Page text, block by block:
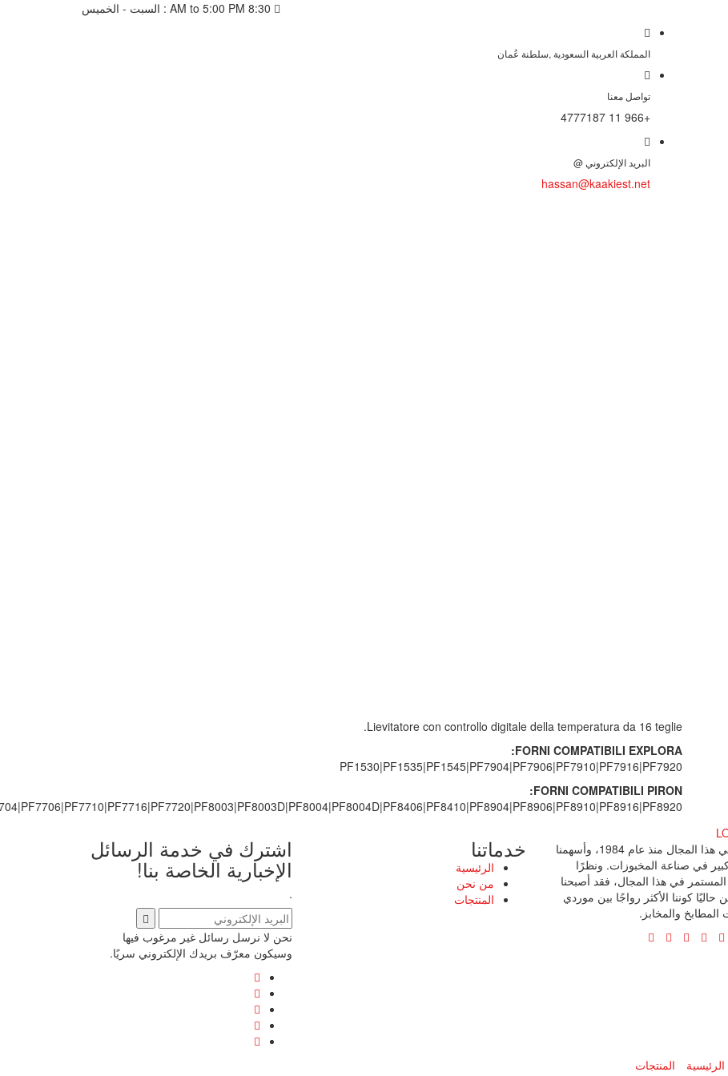
المملكة العربية السعودية ,سلطنة عُمان
تواصل معنا
+966 11 4777187
البريد الإلكتروني @
hassan@kaakiest.net
Lievitatore con controllo digitale della temperatura da 16 teglie.
FORNI COMPATIBILI EXPLORA:
PF1530|PF1535|PF1545|PF7904|PF7906|PF7910|PF7916|PF7920
FORNI COMPATIBILI PIRON:
اشترك في خدمة الرسائل
الإخبارية الخاصة بنا!
.
نحن لا نرسل رسائل غير مرغوب فيها
وسيكون معرّف بريدك الإلكتروني سريًا.
خدماتنا
الرئيسية
من نحن
المنتجات
نعمل في هذا المجال منذ عام 1984، وأسهمنا
في صناعة المخبوزات. ونظرًا
المستمر في هذا المجال، فقد أصبحنا
حاليًا كوننا الأكثر رواجًا بين موردي
المطابخ والمخابز.
الرئيسية المنتجات